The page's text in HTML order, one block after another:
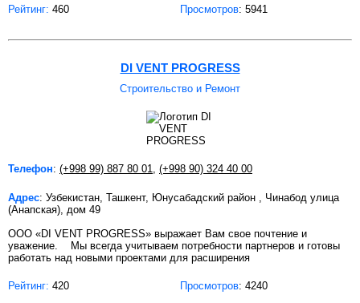
Рейтинг: 460 Просмотров: 5941
DI VENT PROGRESS
Строительство и Ремонт
Телефон: (+998 99) 887 80 01, (+998 90) 324 40 00
Адрес: Узбекистан, Ташкент, Юнусабадский район , Чинабод улица
(Анапская), дом 49
ООО «DI VENT PROGRESS» выражает Вам свое почтение и
уважение. Мы всегда учитываем потребности партнеров и готовы
работать над новыми проектами для расширения
Рейтинг: 420 Просмотров: 4240